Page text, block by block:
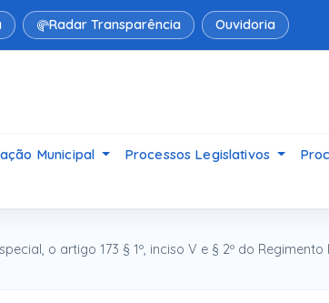
Radar Transparência Ouvidoria
Municipal Processos Legislativos
o artigo 173 § 1º, inciso V e § 2º do Regimento